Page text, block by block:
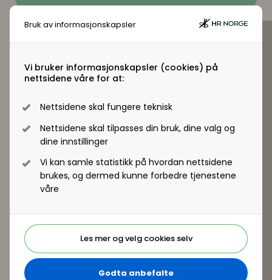
Bruk av informasjonskapsler
Vi bruker informasjonskapsler (cookies) på
nettsidene våre for at:
Nettsidene skal fungere teknisk
Nettsidene skal tilpasses din bruk, dine valg og
dine innstillinger
Vi kan samle statistikk på hvordan nettsidene
brukes, og dermed kunne forbedre tjenestene
våre
Les mer og velg cookies selv
Godta anbefalte
Virksomhetsmedlem?
virksomhetsmedlem i HR Norge får alle
ansatte tilgang til +artikler og andre
medlemsfordeler.
Registrer deg - Få tilgang
Er du ikke medlem?